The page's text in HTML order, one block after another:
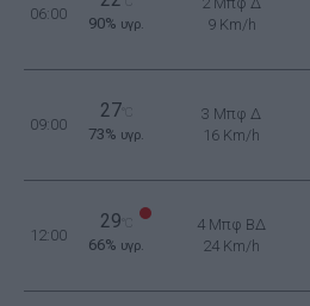
06:00
90% υγρ.
9 Km/h
09:00
27
73% υγρ.
3 Μπφ Δ
16 Km/h
12:00
29
66% υγρ.
4 Μπφ ΒΔ
24 Km/h